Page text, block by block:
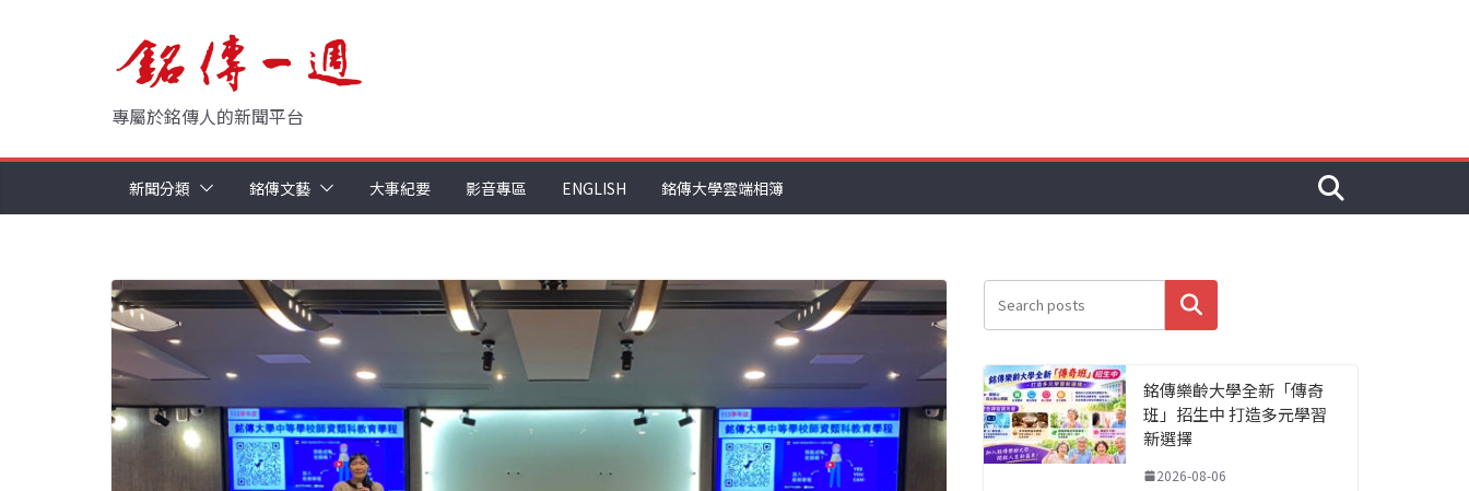
專屬於銘傳人的新聞平台
新聞分類 銘傳文藝 大事紀要 影音專區 ENGLISH 銘傳大學雲端相簿
搜尋
銘傳樂齡大學全新「傳奇
班」招生中 打造多元學習
新選擇
2026-08-06